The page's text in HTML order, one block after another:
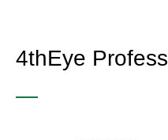
4thEye
—